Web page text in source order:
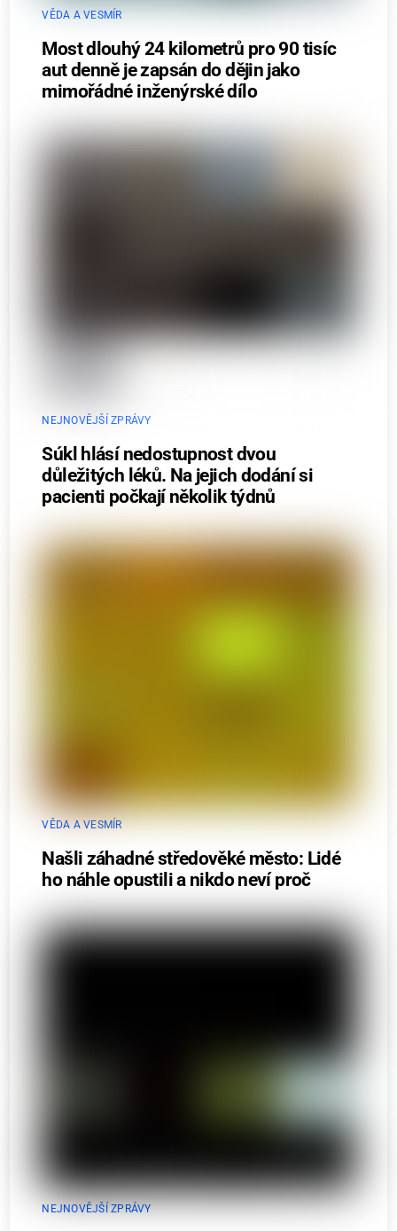
VĚDA A VESMÍR
Most dlouhý 24 kilometrů pro 90 tisíc
aut denně je zapsán do dějin jako
mimořádné inženýrské dílo
NEJNOVĚJŠÍ ZPRÁVY
Súkl hlásí nedostupnost dvou
důležitých léků. Na jejich dodání si
pacienti počkají několik týdnů
VĚDA A VESMÍR
Našli záhadné středověké město: Lidé
ho náhle opustili a nikdo neví proč
NEJNOVĚJŠÍ ZPRÁVY